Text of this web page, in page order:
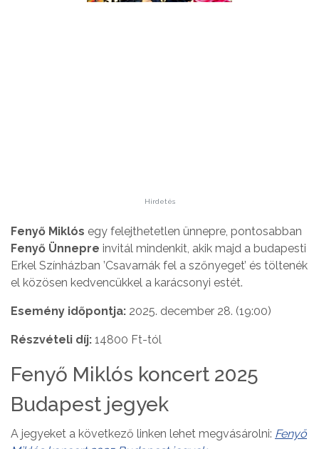
Hirdetés
Fenyő Miklós egy felejthetetlen ünnepre, pontosabban
Fenyő Ünnepre invitál mindenkit, akik majd a budapesti
Erkel Színházban ’Csavarnák fel a szőnyeget’ és töltenék
el közösen kedvencükkel a karácsonyi estét.
Esemény időpontja: 2025. december 28. (19:00)
Részvételi díj: 14800 Ft-tól
Fenyő Miklós koncert 2025
Budapest jegyek
A jegyeket a következő linken lehet megvásárolni: Fenyő